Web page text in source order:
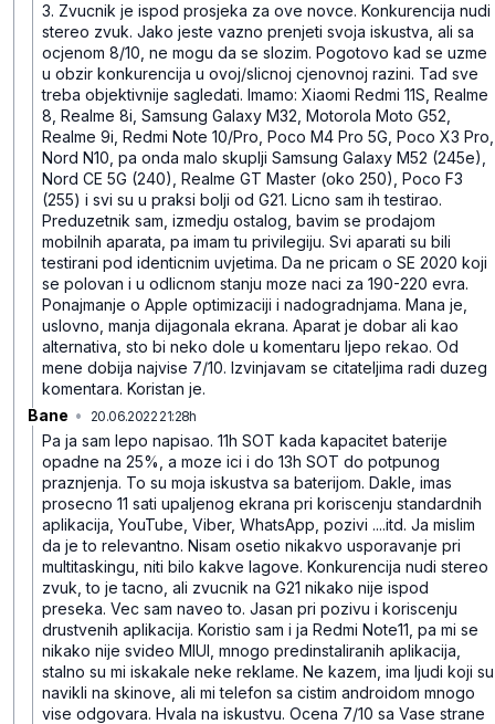
3. Zvucnik je ispod prosjeka za ove novce. Konkurencija nudi
stereo zvuk. Jako jeste vazno prenjeti svoja iskustva, ali sa
ocjenom 8/10, ne mogu da se slozim. Pogotovo kad se uzme
u obzir konkurencija u ovoj/slicnoj cjenovnoj razini. Tad sve
treba objektivnije sagledati. Imamo: Xiaomi Redmi 11S, Realme
8, Realme 8i, Samsung Galaxy M32, Motorola Moto G52,
Realme 9i, Redmi Note 10/Pro, Poco M4 Pro 5G, Poco X3 Pro,
Nord N10, pa onda malo skuplji Samsung Galaxy M52 (245e),
Nord CE 5G (240), Realme GT Master (oko 250), Poco F3
(255) i svi su u praksi bolji od G21. Licno sam ih testirao.
Preduzetnik sam, izmedju ostalog, bavim se prodajom
mobilnih aparata, pa imam tu privilegiju. Svi aparati su bili
testirani pod identicnim uvjetima. Da ne pricam o SE 2020 koji
se polovan i u odlicnom stanju moze naci za 190-220 evra.
Ponajmanje o Apple optimizaciji i nadogradnjama. Mana je,
uslovno, manja dijagonala ekrana. Aparat je dobar ali kao
alternativa, sto bi neko dole u komentaru ljepo rekao. Od
mene dobija najvise 7/10. Izvinjavam se citateljima radi duzeg
komentara. Koristan je.
Bane • 20.06.2022 21:28h
Pa ja sam lepo napisao. 11h SOT kada kapacitet baterije
opadne na 25%, a moze ici i do 13h SOT do potpunog
praznjenja. To su moja iskustva sa baterijom. Dakle, imas
prosecno 11 sati upaljenog ekrana pri koriscenju standardnih
aplikacija, YouTube, Viber, WhatsApp, pozivi ....itd. Ja mislim
da je to relevantno. Nisam osetio nikakvo usporavanje pri
multitaskingu, niti bilo kakve lagove. Konkurencija nudi stereo
zvuk, to je tacno, ali zvucnik na G21 nikako nije ispod
preseka. Vec sam naveo to. Jasan pri pozivu i koriscenju
drustvenih aplikacija. Koristio sam i ja Redmi Note11, pa mi se
nikako nije svideo MIUI, mnogo predinstaliranih aplikacija,
stalno su mi iskakale neke reklame. Ne kazem, ima ljudi koji su
navikli na skinove, ali mi telefon sa cistim androidom mnogo
vise odgovara. Hvala na iskustvu. Ocena 7/10 sa Vase strane